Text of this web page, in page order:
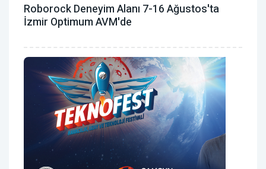
Roborock Deneyim Alanı 7-16 Ağustos'ta
İzmir Optimum AVM'de